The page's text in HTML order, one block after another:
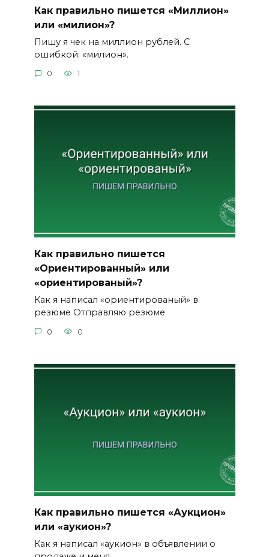
Как правильно пишется «Миллион»
или «милион»?
Пишу я чек на миллион рублей. С
ошибкой: «милион».
0 1
Как правильно пишется
«Ориентированный» или
«ориентированый»?
Как я написал «ориентированый» в
резюме Отправляю резюме
0 0
Как правильно пишется «Аукцион»
или «аукион»?
Как я написал «аукион» в объявлении о